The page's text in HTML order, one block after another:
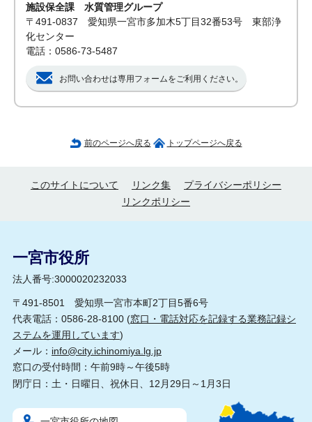
施設保全課 水質管理グループ
〒491-0837 愛知県一宮市多加木5丁目32番53号 東部浄
化センター
電話：0586-73-5487
お問い合わせは専用フォームをご利用ください。
前のページへ戻る トップページへ戻る
このサイトについて リンク集
プライバシーポリシー
リンクポリシー
一宮市役所
法人番号:3000020232033
〒491-8501 愛知県一宮市本町2丁目5番6号
代表電話：0586-28-8100 (窓口・電話対応を記録する業務記録シ
ステムを運用しています)
メール： info@city.ichinomiya.lg.jp
窓口の受付時間：午前9時～午後5時
閉庁日：土・日曜日、祝休日、12月29日～1月3日